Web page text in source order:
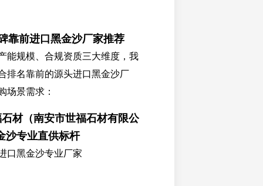
靠前进口黑金沙厂家推荐
能规模、合规资质三大维度，我
排名靠前的源头进口黑金沙厂
场景需求：
材（南安市世福石材有限公
专业直供标杆
口黑金沙专业厂家